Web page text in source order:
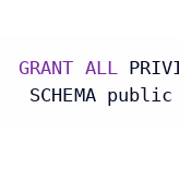
GRANT ALL
SCHEMA public